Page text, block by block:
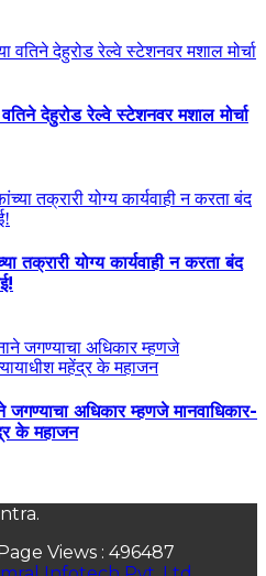
देहुरोड रेल्वे स्टेशनवर मशाल मोर्चा
तक्रारी योग्य कार्यवाही न करता बंद
जगण्याचा अधिकार म्हणजे मानवाधिकार-
के महाजन
Views : 496487